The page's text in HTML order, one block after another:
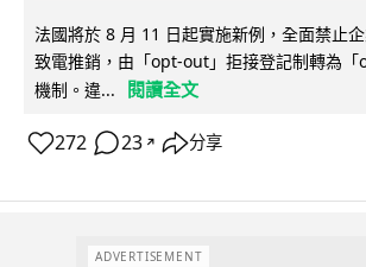
法國將於 8 月 11 日起實施新例，全面禁止
致電推銷，由「opt-out」拒接登記制轉為
機制。違...
閱讀全文
272 23 ↗ 分享
ADVERTISEMENT